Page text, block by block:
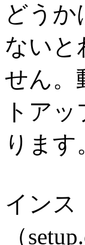
どう
ないと
せん。
トア
ります
インス
（